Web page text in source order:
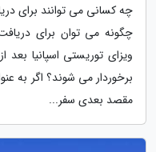
چه کسانی می توانند برای
چگونه می توان برای
ویزای توریستی اسپانیا بعد
برخوردار می شوند؟ اگر به
مقصد بعدی سفر...